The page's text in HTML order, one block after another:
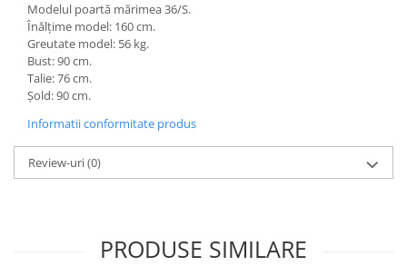
Modelul poartă mărimea 36/S.
Înălțime model: 160 cm.
Greutate model: 56 kg.
Bust: 90 cm.
Talie: 76 cm.
Șold: 90 cm.
Informatii conformitate produs
Review-uri(0)
PRODUSE SIMILARE